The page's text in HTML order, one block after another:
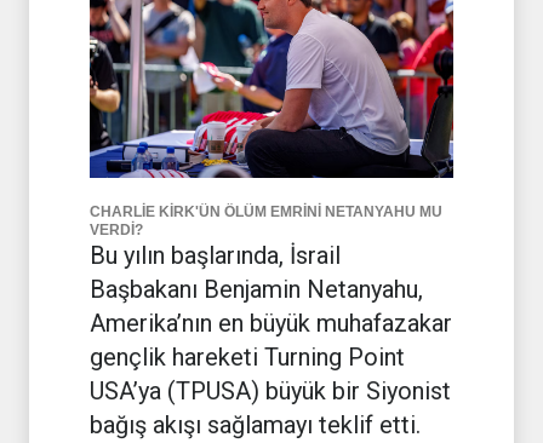
CHARLİE KİRK'ÜN ÖLÜM EMRİNİ NETANYAHU MU
VERDİ?
Bu yılın başlarında, İsrail
Başbakanı Benjamin Netanyahu,
Amerika’nın en büyük muhafazakar
gençlik hareketi Turning Point
USA’ya (TPUSA) büyük bir Siyonist
bağış akışı sağlamayı teklif etti.